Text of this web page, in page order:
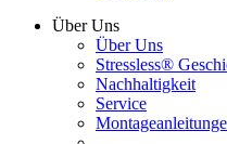
Über Uns
Über Uns
Stressless®
Nachhaltigkeit
Service